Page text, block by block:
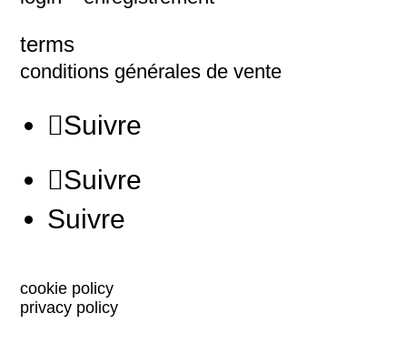
terms
conditions générales de vente
Suivre
Suivre
Suivre
cookie policy
privacy policy